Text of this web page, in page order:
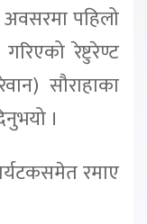
पहिलो
रेष्टुरेण्ट
सौराहाका
।
रमाए